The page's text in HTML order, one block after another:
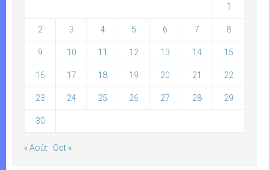
1
2 3 4 5 6 7 8
9 10 11 12 13 14 15
16 17 18 19 20 21 22
23 24 25 26 27 28 29
30
« Août Oct »